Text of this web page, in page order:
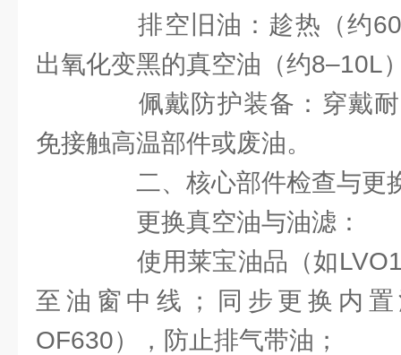
排空旧油：趁热（约
出氧化变黑的真空油（约8–10L
佩戴防护装备：穿戴耐
免接触高温部件或废油。
二、核心部件检查与更
更换真空油与油滤：
使用莱宝油品（如
至油窗中线；同步更换内
OF630），防止排气带油；